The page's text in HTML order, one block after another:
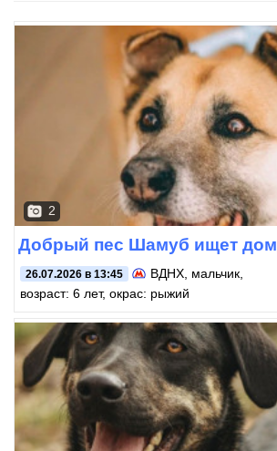
2
Добрый пес Шамуб ищет дом
26.07.2026 в 13:45 ВДНХ , мальчик,
возраст: 6 лет, окрас: рыжий